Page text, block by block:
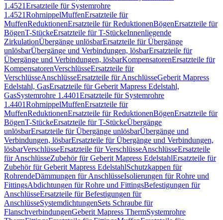
1.4521Ersatzteile für Systemrohre
1.4521RohrnippelMuffenErsatzteile für
MuffenReduktionenErsatzteile für ReduktionenBögenErsatzteile für
BögenT-StückeErsatzteile für T-StückeInnenliegende
ZirkulationÜbergänge unlösbarErsatzteile für Übergänge
unlösbarÜbergänge und Verbindungen, lösbarErsatzteile für
Übergänge und Verbindungen, lösbarKompensatorenErsatzteile für
KompensatorenVerschlüsseErsatzteile für
VerschlüsseAnschlüsseErsatzteile für AnschlüsseGeberit Mapress
Edelstahl, GasErsatzteile für Geberit Mapress Edelstahl,
GasSystemrohre 1.4401Ersatzteile für Systemrohre
1.4401RohrnippelMuffenErsatzteile für
MuffenReduktionenErsatzteile für ReduktionenBögenErsatzteile für
BögenT-StückeErsatzteile für T-StückeÜbergänge
unlösbarErsatzteile für Übergänge unlösbarÜbergänge und
Verbindungen, lösbarErsatzteile für Übergänge und Verbindungen,
lösbarVerschlüsseErsatzteile für VerschlüsseAnschlüsseErsatzteile
für AnschlüsseZubehör für Geberit Mapress EdelstahlErsatzteile für
Zubehör für Geberit Mapress EdelstahlSchutzkappen für
RohrendeDämmungen für AnschlüsseIsolierungen für Rohre und
FittingsAbdichtungen für Rohre und FittingsBefestigungen für
AnschlüsseErsatzteile für Befestigungen für
AnschlüsseSystemdichtungenSets Schraube für
FlanschverbindungenGeberit Mapress ThermSystemrohre